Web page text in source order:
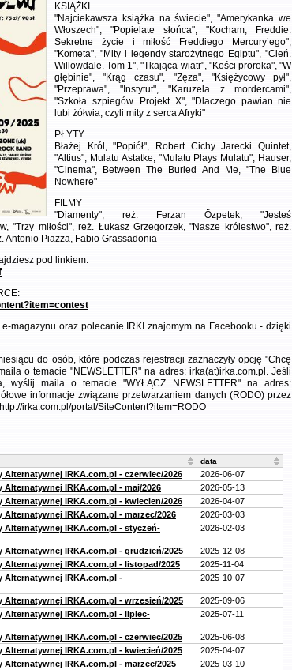
KSIĄŻKI
"Najciekawsza książka na świecie", "Amerykanka we
Włoszech", "Popielate słońca", "Kocham, Freddie.
Sekretne życie i miłość Freddiego Mercury’ego",
"Kometa", "Mity i legendy starożytnego Egiptu", "Cień.
Willowdale. Tom 1", "Tkająca wiatr", "Kości proroka", "W
głębinie", "Krąg czasu", "Zęza", "Księżycowy pył",
"Przeprawa", "Instytut", "Karuzela z mordercami",
"Szkoła szpiegów. Projekt X", "Dlaczego pawian nie
lubi żółwia, czyli mity z serca Afryki"
PŁYTY
Błażej Król, "Popiół", Robert Cichy Jarecki Quintet,
"Altius", Mulatu Astatke, "Mulatu Plays Mulatu", Hauser,
"Cinema", Between The Buried And Me, "The Blue
Nowhere"
FILMY
"Diamenty", reż. Ferzan Özpetek, "Jesteś
"Trzy miłości", reż. Łukasz Grzegorzek, "Nasze królestwo", reż.
Antonio Piazza, Fabio Grassadonia
pod linkiem:
magazynu oraz polecanie IRKI znajomym na Facebooku - dzięki
do osób, które podczas rejestracji zaznaczyły opcję "Chcę
o temacie "NEWSLETTER" na adres: irka(at)irka.com.pl. Jeśli
wyślij maila o temacie "WYŁĄCZ NEWSLETTER" na adres:
informacje związane przetwarzaniem danych (RODO) przez
irka.com.pl/portal/SiteContent?item=RODO
data
IRKA.com.pl - czerwiec/2026
2026-06-07
IRKA.com.pl - maj/2026
2026-05-13
IRKA.com.pl - kwiecien/2026
2026-04-07
IRKA.com.pl - marzec/2026
2026-03-03
IRKA.com.pl - styczeń-
2026-02-03
IRKA.com.pl - grudzień/2025
2025-12-08
IRKA.com.pl - listopad/2025
2025-11-04
IRKA.com.pl -
2025-10-07
IRKA.com.pl - wrzesień/2025
2025-09-06
IRKA.com.pl - lipiec-
2025-07-11
IRKA.com.pl - czerwiec/2025
2025-06-08
IRKA.com.pl - kwiecień/2025
2025-04-07
IRKA.com.pl - marzec/2025
2025-03-10